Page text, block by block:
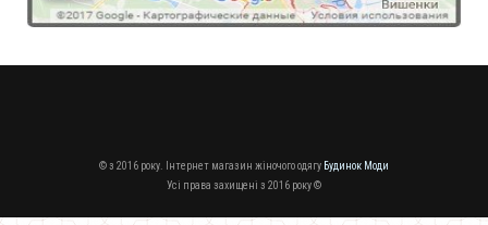
© з 2016 року. Інтернет магазин жіночого одягу Будинок Моди
Усі права захищені з 2016 року ©